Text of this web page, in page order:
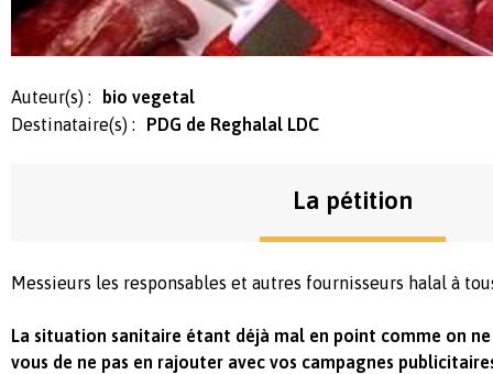
Auteur(s) :
bio vegetal
Destinataire(s) :
PDG de Reghalal LDC
La pétition
Messieurs les responsables et autres fournisseurs halal à
La situation sanitaire étant déjà mal en point comme on
vous de ne pas en rajouter avec vos campagnes